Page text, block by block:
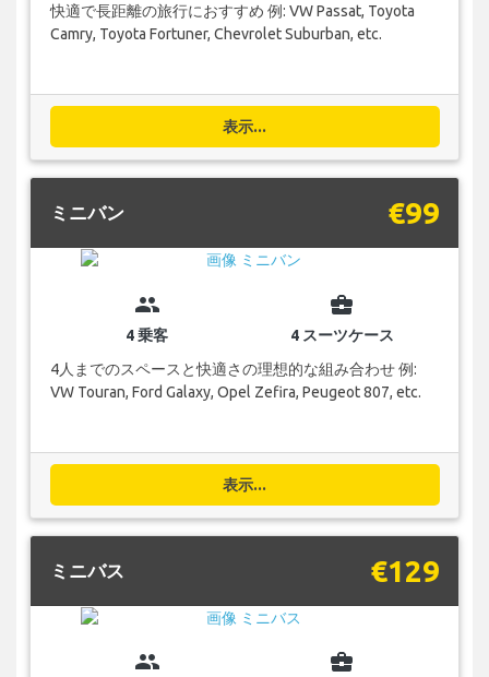
快適で長距離の旅行におすすめ 例: VW Passat, Toyota
Camry, Toyota Fortuner, Chevrolet Suburban, etc.
表示...
ミニバン €99
group
4 乗客
business_center
4 スーツケース
4人までのスペースと快適さの理想的な組み合わせ 例:
VW Touran, Ford Galaxy, Opel Zefira, Peugeot 807, etc.
表示...
ミニバス €129
group business_center